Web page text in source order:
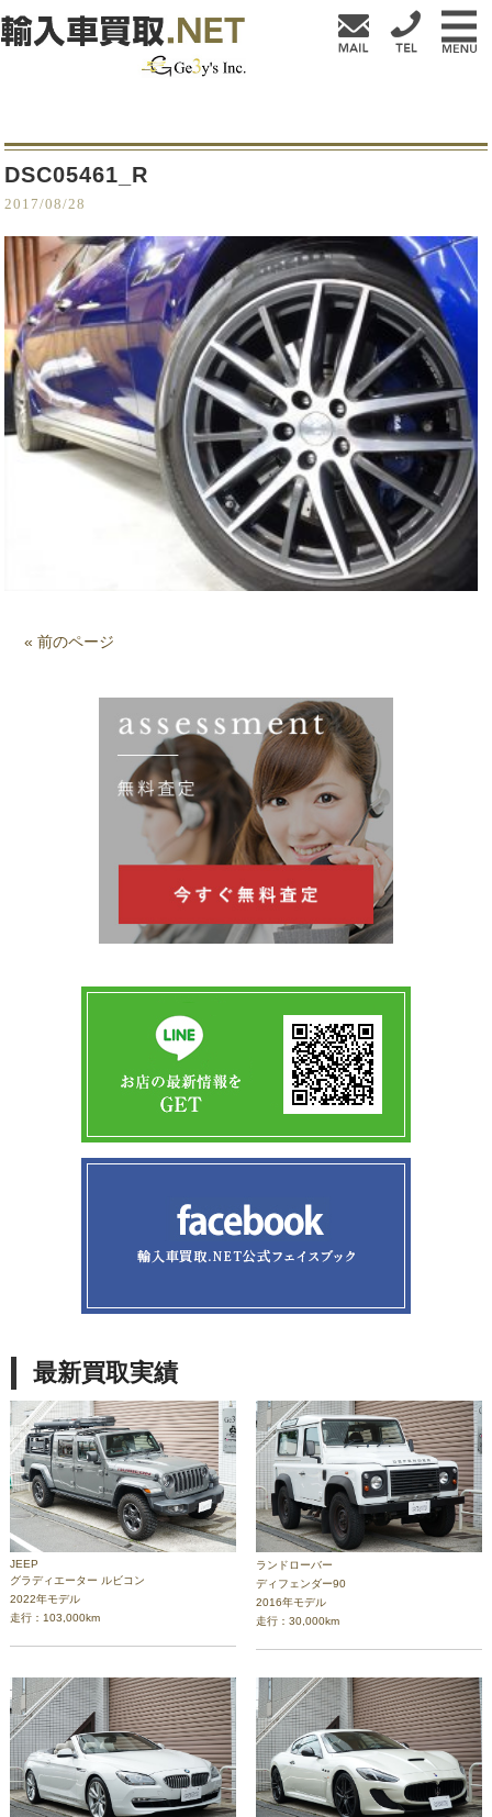
DSC05461_R
2017/08/28
« 前のページ
最新買取実績
JEEP
グラディエーター ルビコン
2022年モデル
走行：103,000km
ランドローバー
ディフェンダー90
2016年モデル
走行：30,000km